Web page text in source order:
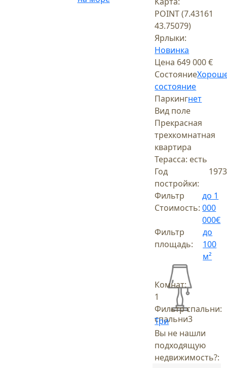
POINT (7.43161
43.75079)
Ярлыки:
Новинка
Цена 649 000 €
Состояние
состояние
Паркингнет
Вид поле
Прекрасная
трехкомнатная
квартира
Терасса: есть
Год
постройки:
1973
Фильтр
Стоимость:
до 1
000
000€
Фильтр
площадь:
до
100
м²
спальни3
Комнат:
1
Фильтр спальни:
Три
Вы не нашли
подходящую
недвижимость?: